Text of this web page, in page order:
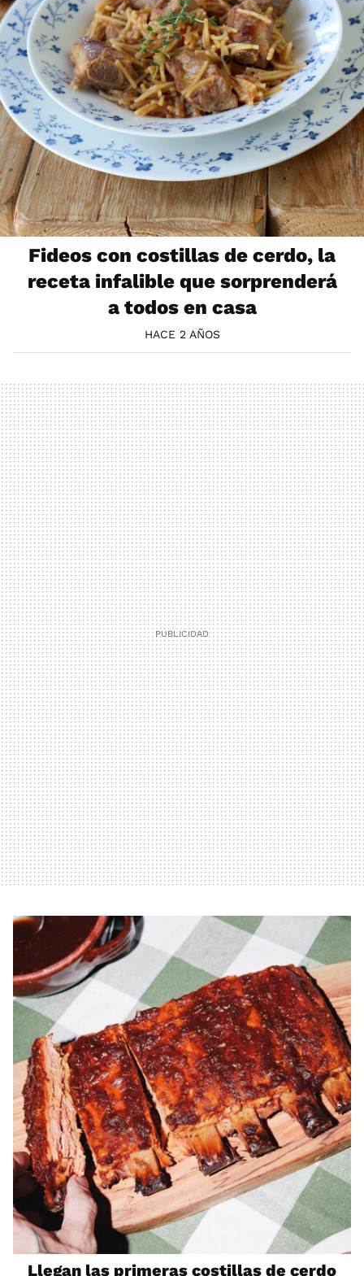
Fideos con costillas de cerdo, la
receta infalible que sorprenderá
a todos en casa
HACE 2 AÑOS
Llegan las primeras costillas de cerdo